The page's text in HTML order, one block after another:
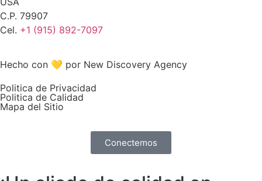
C.P. 79907
Cel. +1 (915) 892-7097
Hecho con 💛 por New Discovery Agency
Politica de Privacidad
Politica de Calidad
Mapa del Sitio
Conectemos